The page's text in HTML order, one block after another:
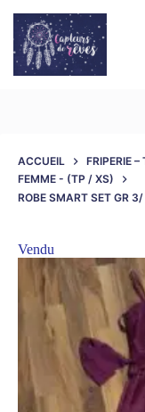
ACCUEIL FRIPERIE
FEMME - (TP / XS)
ROBE SMART SET GR
Vendu